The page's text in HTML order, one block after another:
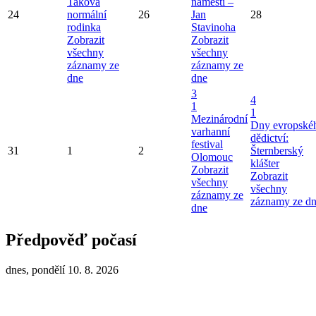
24
normální
rodinka
Zobrazit
všechny
záznamy ze
dne
26
Jan
Stavinoha
Zobrazit
všechny
záznamy ze
dne
28
31 1 2
3
1
Mezinárodní
varhanní
festival
Olomouc
Zobrazit
všechny
záznamy ze
dne
4
1
Dny
dědictví:
Šternberský
klášter
Zobrazit
všechny
záznamy ze
Předpověď počasí
dnes, pondělí 10. 8. 2026